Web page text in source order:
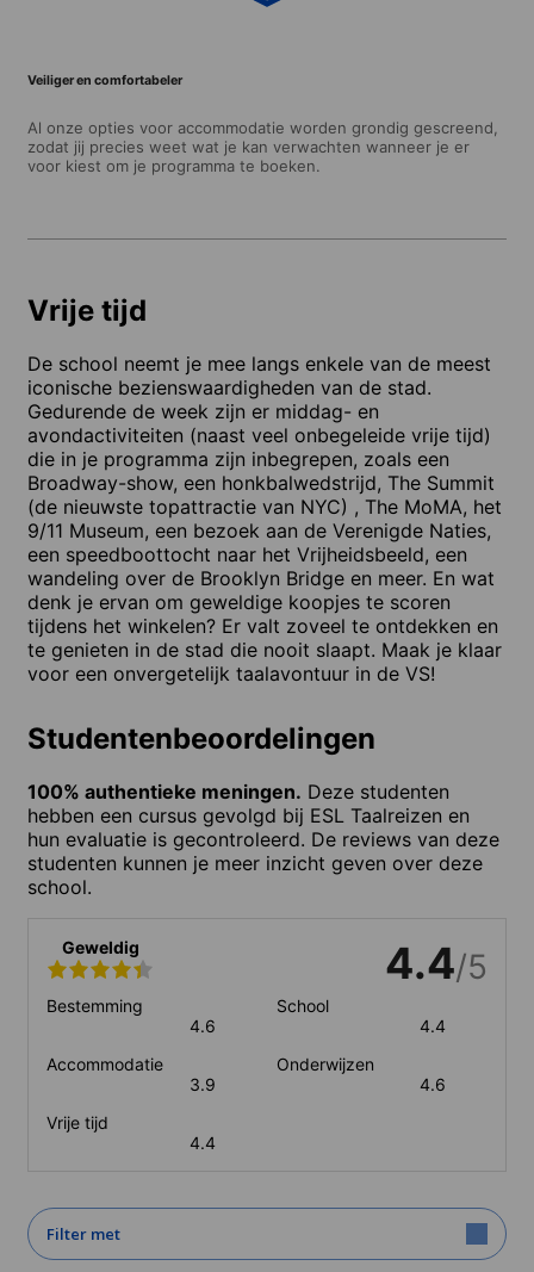
Veiliger en comfortabeler
Al onze opties voor accommodatie worden grondig gescreend,
zodat jij precies weet wat je kan verwachten wanneer je er
voor kiest om je programma te boeken.
Vrije tijd
De school neemt je mee langs enkele van de meest
iconische bezienswaardigheden van de stad.
Gedurende de week zijn er middag- en
avondactiviteiten (naast veel onbegeleide vrije tijd)
die in je programma zijn inbegrepen, zoals een
Broadway-show, een honkbalwedstrijd, The Summit
(de nieuwste topattractie van NYC) , The MoMA, het
9/11 Museum, een bezoek aan de Verenigde Naties,
een speedboottocht naar het Vrijheidsbeeld, een
wandeling over de Brooklyn Bridge en meer. En wat
denk je ervan om geweldige koopjes te scoren
tijdens het winkelen? Er valt zoveel te ontdekken en
te genieten in de stad die nooit slaapt. Maak je klaar
voor een onvergetelijk taalavontuur in de VS!
Studentenbeoordelingen
100% authentieke meningen. Deze studenten
hebben een cursus gevolgd bij ESL Taalreizen en
hun evaluatie is gecontroleerd. De reviews van deze
studenten kunnen je meer inzicht geven over deze
school.
Geweldig 4.4/5
Bestemming
4.6
School
4.4
Accommodatie
3.9
Onderwijzen
4.6
Vrije tijd
4.4
Filter met